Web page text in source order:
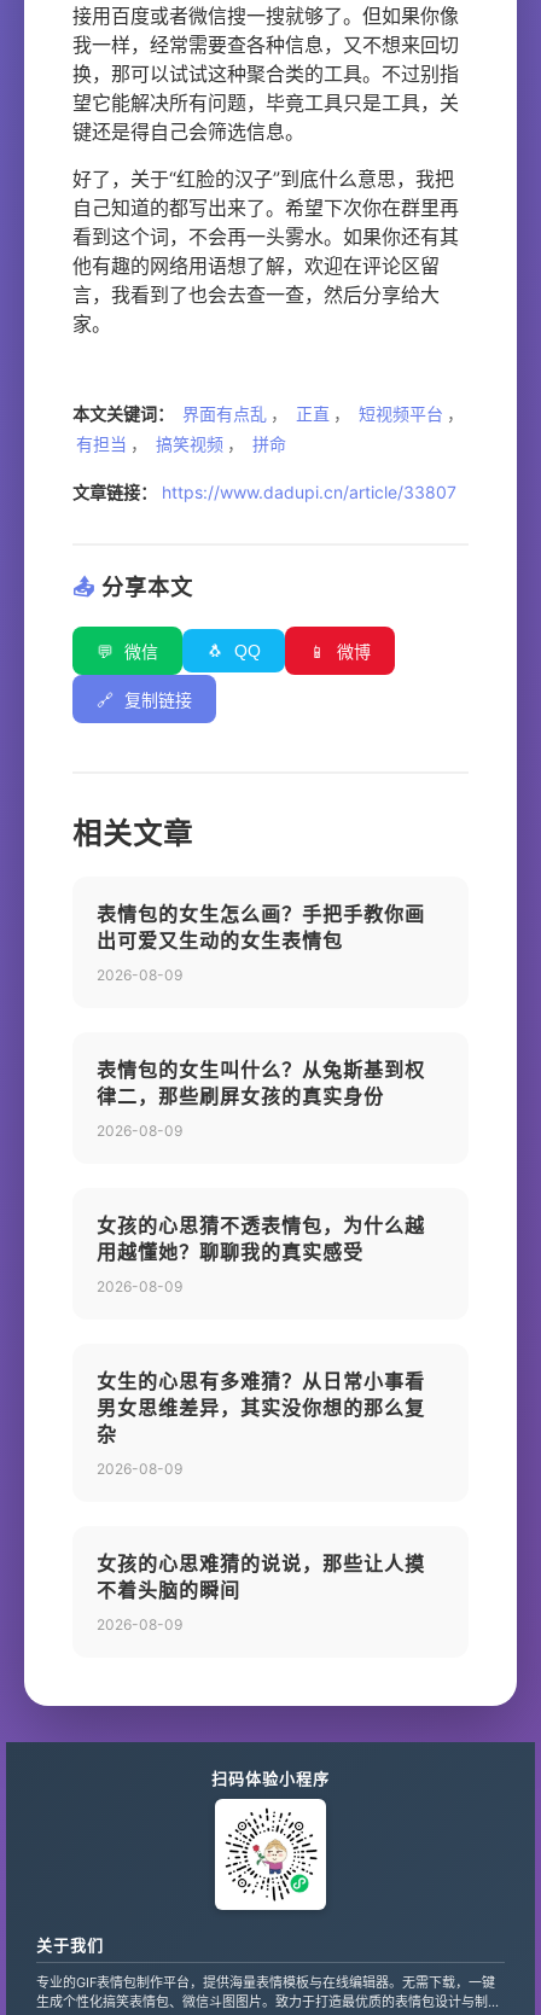
接用百度或者微信搜一搜就够了。但如果你像
我一样，经常需要查各种信息，又不想来回切
换，那可以试试这种聚合类的工具。不过别指
望它能解决所有问题，毕竟工具只是工具，关
键还是得自己会筛选信息。
好了，关于“红脸的汉子”到底什么意思，我把
自己知道的都写出来了。希望下次你在群里再
看到这个词，不会再一头雾水。如果你还有其
他有趣的网络用语想了解，欢迎在评论区留
言，我看到了也会去查一查，然后分享给大
家。
本文关键词： 界面有点乱 ， 正直 ， 短视频平台 ，
有担当 ， 搞笑视频 ， 拼命
文章链接： https://www.dadupi.cn/article/33807
📤 分享本文
💬 微信 🐧 QQ 📱 微博
🔗 复制链接
相关文章
表情包的女生怎么画？手把手教你画
出可爱又生动的女生表情包
2026-08-09
表情包的女生叫什么？从兔斯基到权
律二，那些刷屏女孩的真实身份
2026-08-09
女孩的心思猜不透表情包，为什么越
用越懂她？聊聊我的真实感受
2026-08-09
女生的心思有多难猜？从日常小事看
男女思维差异，其实没你想的那么复
杂
2026-08-09
女孩的心思难猜的说说，那些让人摸
不着头脑的瞬间
2026-08-09
扫码体验小程序
关于我们
专业的GIF表情包制作平台，提供海量表情模板与在线编辑器。无需下载，一键
生成个性化搞笑表情包、微信斗图图片。致力于打造最优质的表情包设计与制作